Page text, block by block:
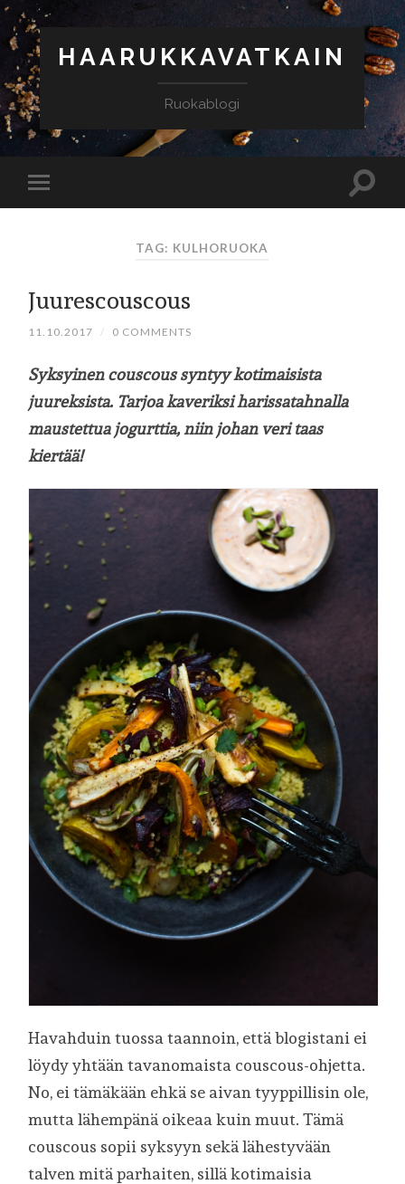
HAARUKKAVATKAIN
Ruokablogi
TAG: KULHORUOKA
Juurescouscous
11.10.2017 / 0 COMMENTS
Syksyinen couscous syntyy kotimaisista
juureksista. Tarjoa kaveriksi harissatahnalla
maustettua jogurttia, niin johan veri taas
kiertää!
Havahduin tuossa taannoin, että blogistani ei
löydy yhtään tavanomaista couscous-ohjetta.
No, ei tämäkään ehkä se aivan tyyppillisin ole,
mutta lähempänä oikeaa kuin muut. Tämä
couscous sopii syksyyn sekä lähestyvään
talven mitä parhaiten, sillä kotimaisia